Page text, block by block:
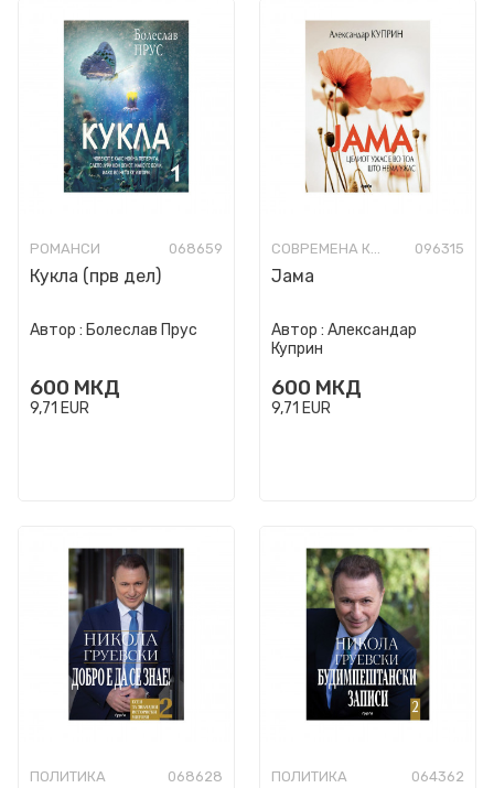
РОМАНСИ 068659
Кукла (прв дел)
Автор : Болеслав Прус
600 МКД
9,71 EUR
СОВРЕМЕНА КНИЖЕВНОСТ 096315
Јама
Автор : Александар
Куприн
600 МКД
9,71 EUR
ПОЛИТИКА 068628 ПОЛИТИКА 064362